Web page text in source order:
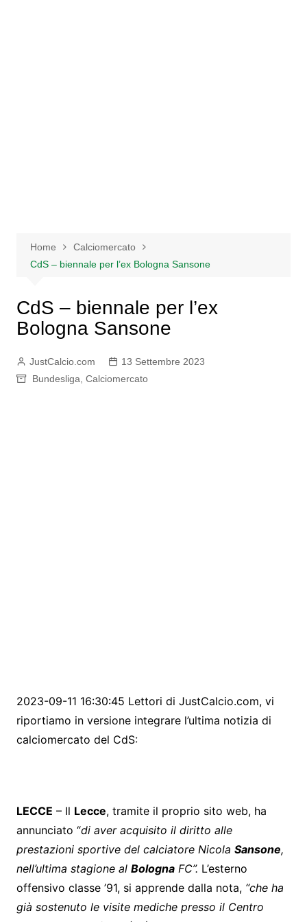
Home
Calciomercato
CdS – biennale per l’ex Bologna Sansone
CdS – biennale per l’ex
Bologna Sansone
JustCalcio.com
13 Settembre 2023
Bundesliga Calciomercato
2023-09-11 16:30:45 Lettori di JustCalcio.com, vi
riportiamo in versione integrare l’ultima notizia di
calciomercato del CdS:
LECCE – Il Lecce, tramite il proprio sito web, ha
annunciato “di aver acquisito il diritto alle
prestazioni sportive del calciatore Nicola Sansone,
nell’ultima stagione al BolognaFC”. L’esterno
offensivo classe ’91, si apprende dalla nota,“che ha
già sostenuto le visite mediche presso il Centro